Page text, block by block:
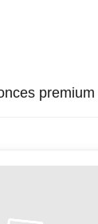
premium